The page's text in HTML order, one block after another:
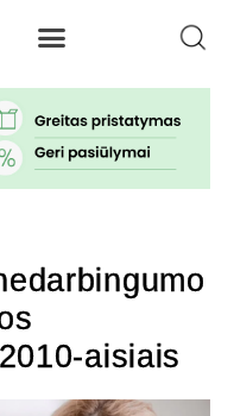
aisiais